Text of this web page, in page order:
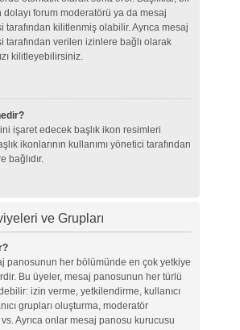
forum moderatörü ya da mesaj
tarafından kilitlenmiş olabilir. Ayrıca mesaj
tarafından verilen izinlere bağlı olarak
kilitleyebilirsiniz.
işaret edecek başlık ikon resimleri
ikonlarının kullanımı yönetici tarafından
bağlıdır.
ve Grupları
panosunun her bölümünde en çok yetkiye
Bu üyeler, mesaj panosunun her türlü
izin verme, yetkilendirme, kullanıcı
grupları oluşturma, moderatör
Ayrıca onlar mesaj panosu kurucusu